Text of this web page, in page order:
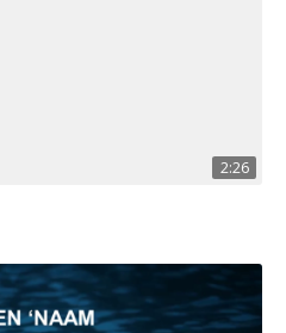
2:26